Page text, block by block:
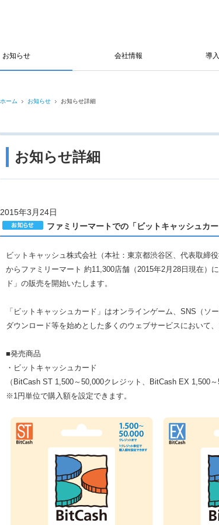
お知らせ 会社情報 導
ホーム お知らせ お知らせ詳細
お知らせ詳細
2015年3月24日
ファミリーマートでの「ビットキャッシュカ
ビットキャッシュ株式会社（本社：東京都渋谷区、代表取
からファミリーマート 約11,300店舗（2015年2月28日現在）
ド」の販売を開始いたします。
「ビットキャッシュカード」はオンラインゲーム、SNS（
ダウンロード等を始めとした多くのウェブサービスにおいて
■発売商品
・ビットキャッシュカード
（BitCash ST 1,500～50,000クレジット、BitCash EX 1,500～
※1円単位で購入額を設定できます。